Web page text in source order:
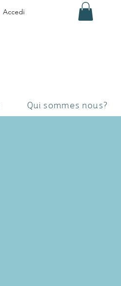
Accedi
Qui sommes nous?